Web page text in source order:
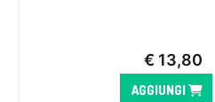
€ 13,80
AGGIUNGI